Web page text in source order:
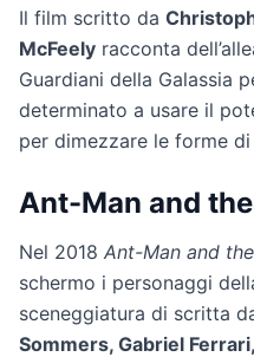
Il film scritto da
McFeely racconta
Guardiani della Galassia
determinato a usare il
per dimezzare le forme di
Ant-Man and
Nel 2018 Ant-Man and
schermo i personaggi
sceneggiatura di scritta
Sommers, Gabriel